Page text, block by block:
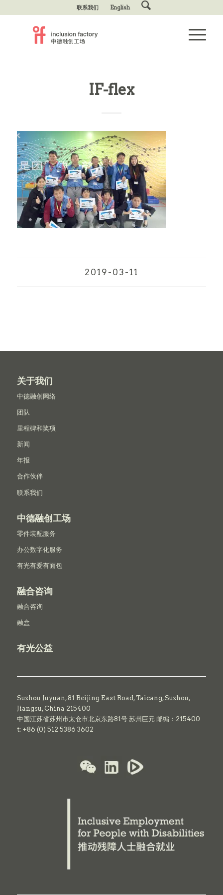
联系我们 English
IF-flex
2019-03-11
关于我们
中德融创网络
团队
里程碑和奖项
新闻
年报
合作伙伴
联系我们
中德融创工场
零件装配服务
办公数字化服务
有光有爱有面包
融合咨询
融合咨询
融盒
有光公益
Suzhou Juyuan, 81 Beijing East Road,Taicang,Suzhou,
Jiangsu, China 215400
中国江苏省苏州市太仓市北京东路81号 苏州巨元 邮编：215400
t: +86 (0) 512 5386 3602